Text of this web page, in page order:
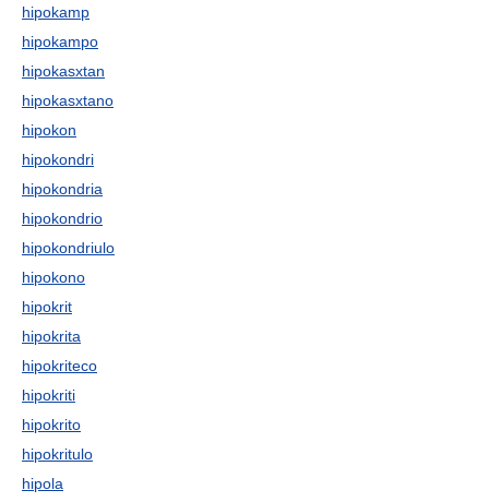
hipokamp
hipokampo
hipokasxtan
hipokasxtano
hipokon
hipokondri
hipokondria
hipokondrio
hipokondriulo
hipokono
hipokrit
hipokrita
hipokriteco
hipokriti
hipokrito
hipokritulo
hipola